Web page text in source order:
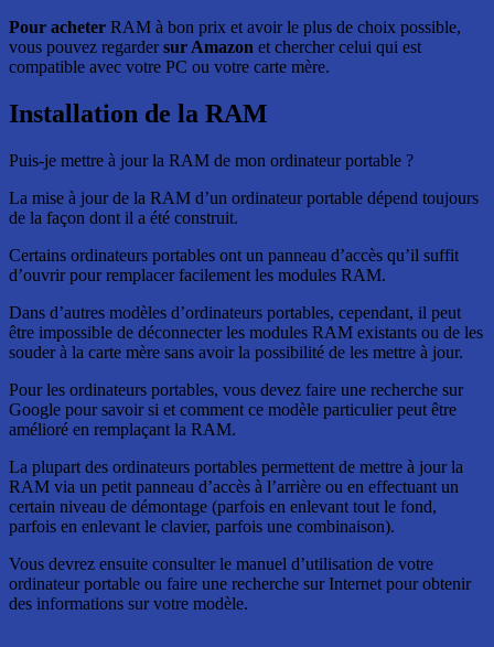
Pour acheter RAM à bon prix et avoir le plus de choix possible,
vous pouvez regardersur Amazon et chercher celui qui est
compatible avec votre PC ou votre carte mère.
Installation de la RAM
Puis-je mettre à jour la RAM de mon ordinateur portable ?
La mise à jour de la RAM d’un ordinateur portable dépend toujours
de la façon dont il a été construit.
Certains ordinateurs portables ont un panneau d’accès qu’il suffit
d’ouvrir pour remplacer facilement les modules RAM.
Dans d’autres modèles d’ordinateurs portables, cependant, il peut
être impossible de déconnecter les modules RAM existants ou de les
souder à la carte mère sans avoir la possibilité de les mettre à jour.
Pour les ordinateurs portables, vous devez faire une recherche sur
Google pour savoir si et comment ce modèle particulier peut être
amélioré en remplaçant la RAM.
La plupart des ordinateurs portables permettent de mettre à jour la
RAM via un petit panneau d’accès à l’arrière ou en effectuant un
certain niveau de démontage (parfois en enlevant tout le fond,
parfois en enlevant le clavier, parfois une combinaison).
Vous devrez ensuite consulter le manuel d’utilisation de votre
ordinateur portable ou faire une recherche sur Internet pour obtenir
des informations sur votre modèle.